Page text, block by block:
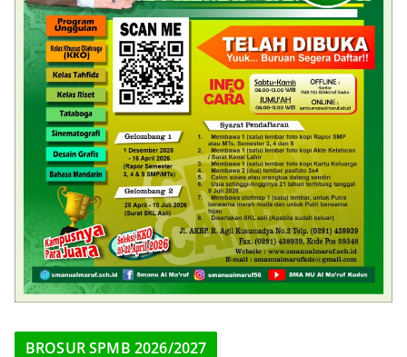
BROSUR SPMB 2026/2027